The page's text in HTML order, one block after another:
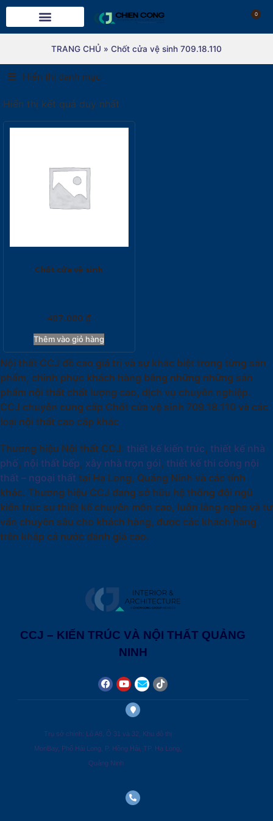
0
TRANG CHỦ » Chốt cửa vệ sinh 709.18.110
Hiển thị danh mục
Hiển thị kết quả duy nhất
Chốt cửa vệ sinh
407.000 ₫
Thêm vào giỏ hàng
Nội thất CCJ đề cao giá trị và sự khác biệt trong từng sản
phẩm, chinh phục khách hàng bằng những những sản
phẩm nội thất chất lượng cao, dịch vụ chuyên nghiệp.
CCJ chuyên cung cấp Chốt cửa vệ sinh 709.18.110 và các
loại nội thất cao cấp khác
Thương hiệu Nội thất CCJ: thiết kế kiến trúc, thiết kế nhà
phố, nội thất bếp, xây nhà trọn gói, thiết kế thi công nội
thất – ngoại thất tại Hạ Long, Quảng Ninh và các tỉnh
khác. Thương hiệu CCJ đang sở hữu hệ thống đội ngũ
kiến trúc sư thiết kế chuyên môn cao, luôn lắng nghe và tư
vấn chuyên sâu cho khách hàng, được các khách hàng
trên khắp cả nước đánh giá cao.
CCJ – KIẾN TRÚC VÀ NỘI THẤT QUẢNG
NINH
Trụ sở chính: Lô A8, Ô 31 và 32, Khu đô thị
MonBay, Phố Hải Long, P. Hồng Hải, TP. Hạ Long,
Quảng Ninh